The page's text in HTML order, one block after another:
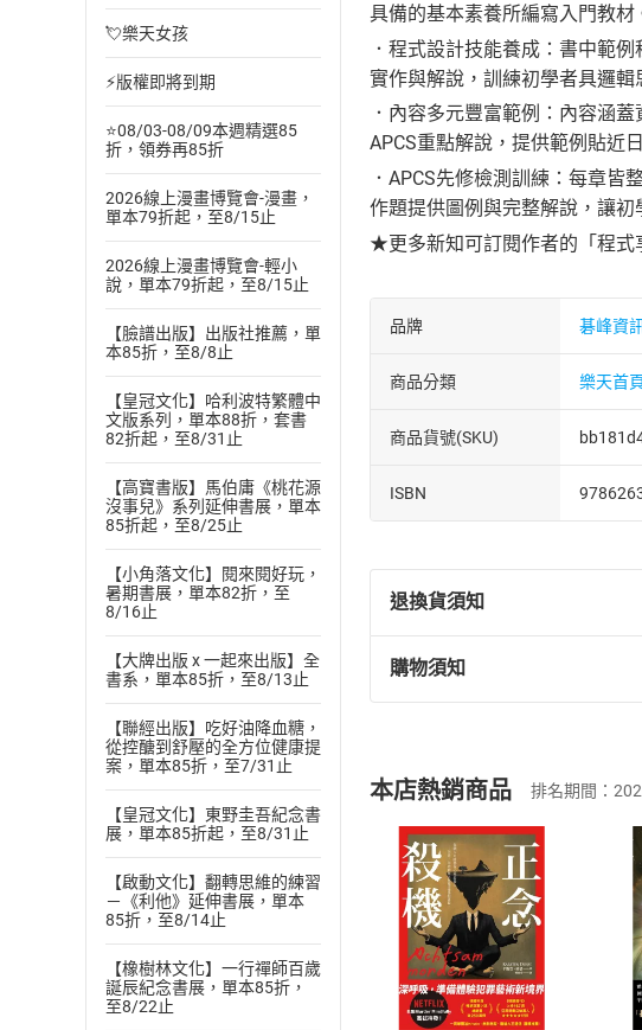
💘樂天女孩
⚡版權即將到期
⭐08/03-08/09本週精選85
折，領券再85折
2026線上漫畫博覽會-漫畫，
單本79折起，至8/15止
2026線上漫畫博覽會-輕小
說，單本79折起，至8/15止
【臉譜出版】出版社推薦，單
本85折，至8/8止
【皇冠文化】哈利波特繁體中
文版系列，單本88折，套書
82折起，至8/31止
【高寶書版】馬伯庸《桃花源
沒事兒》系列延伸書展，單本
85折起，至8/25止
【小角落文化】閱來閱好玩，
暑期書展，單本82折，至
8/16止
【大牌出版 x 一起來出版】全
書系，單本85折，至8/13止
【聯經出版】吃好油降血糖，
從控醣到舒壓的全方位健康提
案，單本85折，至7/31止
【皇冠文化】東野圭吾紀念書
展，單本85折起，至8/31止
【啟動文化】翻轉思維的練習
－《利他》延伸書展，單本
85折，至8/14止
【橡樹林文化】一行禪師百歲
誕辰紀念書展，單本85折，
至8/22止
具備的基本素養所編寫入門教材
．程式設計技能養成：書中範
實作與解說，訓練初學者具邏輯
．內容多元豐富範例：內容涵
APCS重點解說，提供範例貼近
．APCS先修檢測訓練：每章皆
作題提供圖例與完整解說，讓初
★更多新知可訂閱作者的「程式
品牌 碁峰資訊
商品分類 樂天首
商品貨號(SKU)
ISBN
退換貨須知
退換貨規定：
(一)依消費者保護法第19
(二)消費者訂購本店鋪之
且已下載/存取電子書，不
退貨方式：您欲取消訂單
貨」，本店鋪將依您的申
請注意，樂天市場須以整
購物須知
挑選商品
Choose
購書後，如何開始使
Step1.選擇閱讀載
本店熱銷商品 排名期間：